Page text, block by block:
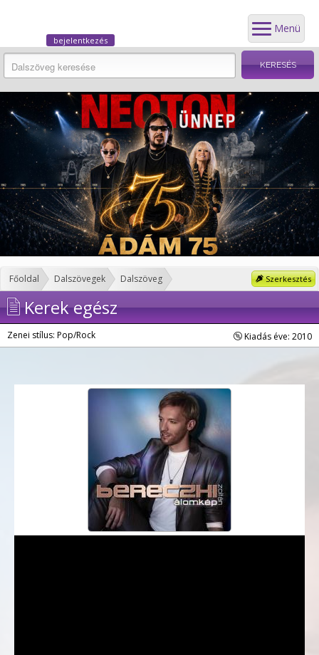
Menü
bejelentkezés
Szerkesztés
Főoldal Dalszövegek Dalszöveg
Kerek egész
Zenei stílus: Pop/Rock Kiadás éve: 2010